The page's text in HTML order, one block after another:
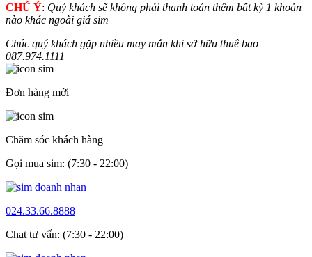
CHÚ Ý: Quý khách sẽ không phải thanh toán thêm bất kỳ 1 khoản
nào khác ngoài giá sim
Chúc quý khách gặp nhiều may mắn khi sở hữu thuê bao
087.974.1111
Đơn hàng mới
Chăm sóc khách hàng
Gọi mua sim: (7:30 - 22:00)
024.33.66.8888
Chat tư vấn: (7:30 - 22:00)